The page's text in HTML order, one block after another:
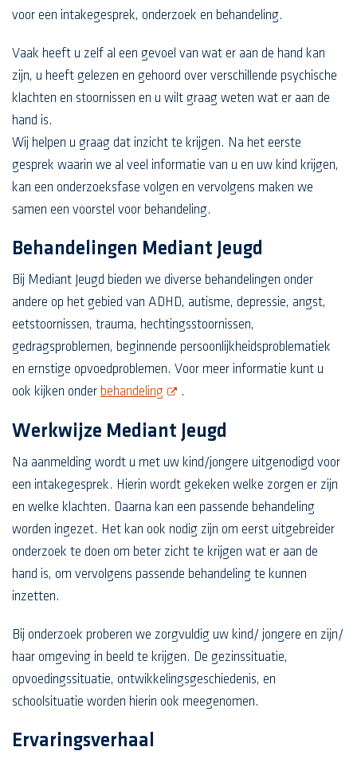
voor een intakegesprek, onderzoek en behandeling.
Vaak heeft u zelf al een gevoel van wat er aan de hand kan
zijn, u heeft gelezen en gehoord over verschillende psychische
klachten en stoornissen en u wilt graag weten wat er aan de
hand is.
Wij helpen u graag dat inzicht te krijgen. Na het eerste
gesprek waarin we al veel informatie van u en uw kind krijgen,
kan een onderzoeksfase volgen en vervolgens maken we
samen een voorstel voor behandeling.
Behandelingen Mediant Jeugd
Bij Mediant Jeugd bieden we diverse behandelingen onder
andere op het gebied van ADHD, autisme, depressie, angst,
eetstoornissen, trauma, hechtingsstoornissen,
gedragsproblemen, beginnende persoonlijkheidsproblematiek
en ernstige opvoedproblemen. Voor meer informatie kunt u
ook kijken onder behandelingopent nieuw scherm
.
Werkwijze Mediant Jeugd
Na aanmelding wordt u met uw kind/jongere uitgenodigd voor
een intakegesprek. Hierin wordt gekeken welke zorgen er zijn
en welke klachten. Daarna kan een passende behandeling
worden ingezet. Het kan ook nodig zijn om eerst uitgebreider
onderzoek te doen om beter zicht te krijgen wat er aan de
hand is, om vervolgens passende behandeling te kunnen
inzetten.
Bij onderzoek proberen we zorgvuldig uw kind/ jongere en zijn/
haar omgeving in beeld te krijgen. De gezinssituatie,
opvoedingssituatie, ontwikkelingsgeschiedenis, en
schoolsituatie worden hierin ook meegenomen.
Ervaringsverhaal